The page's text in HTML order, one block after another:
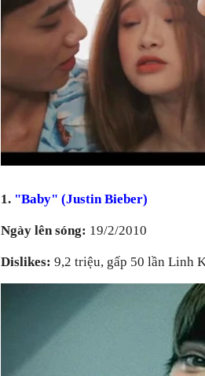
1. "Baby" (Justin Bieber)
Ngày lên sóng: 19/2/2010
Dislikes: 9,2 triệu, gấp 50 lần Linh